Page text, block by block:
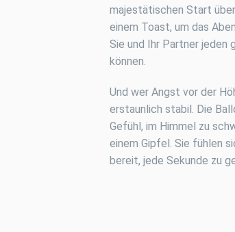
majestätischen Start
einem Toast, um das
Sie und Ihr Partner jeden
können.
Und wer Angst vor der
erstaunlich stabil. Die
Gefühl, im Himmel zu
einem Gipfel. Sie fühlen
bereit, jede Sekunde zu